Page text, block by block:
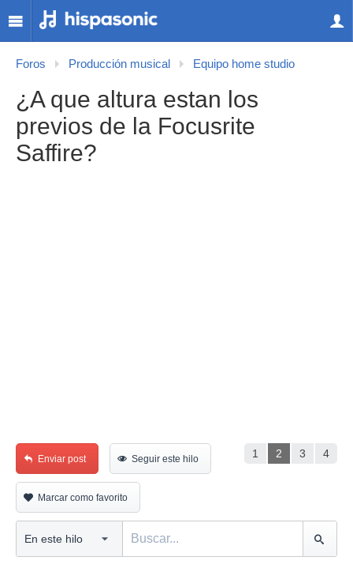
Foros Producción musical Equipo home studio
¿A que altura estan los
previos de la Focusrite
Saffire?
1 2 3 4
Enviar post Seguir este hilo
Marcar como favorito